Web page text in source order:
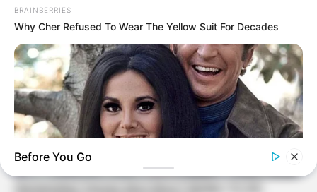
BRAINBERRIES
Why Cher Refused To Wear The Yellow Suit For Decades
Before You Go